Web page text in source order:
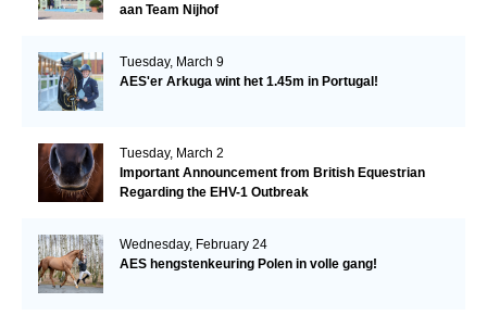
aan Team Nijhof
Tuesday, March 9
AES'er Arkuga wint het 1.45m in Portugal!
Tuesday, March 2
Important Announcement from British Equestrian
Regarding the EHV-1 Outbreak
Wednesday, February 24
AES hengstenkeuring Polen in volle gang!